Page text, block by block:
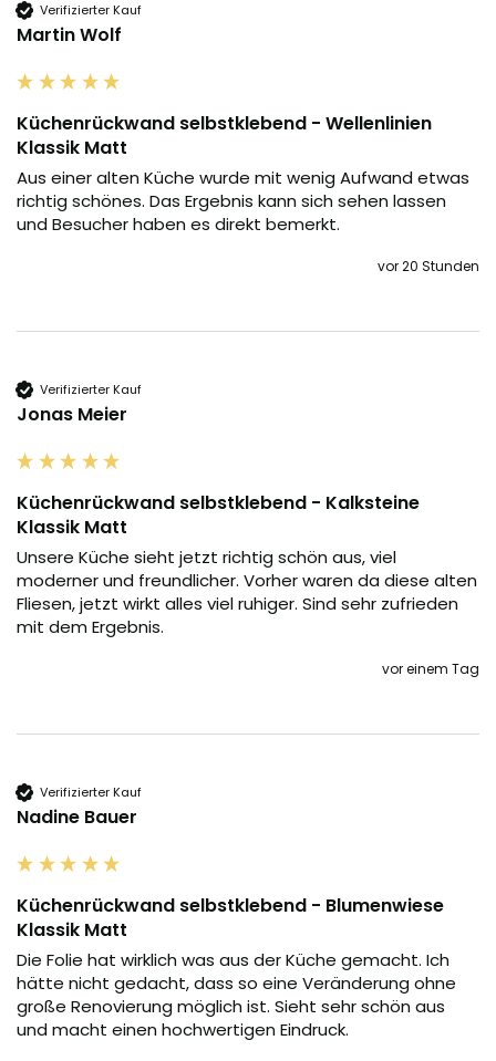
Verifizierter Kauf
Martin Wolf
Küchenrückwand selbstklebend - Wellenlinien
Klassik Matt
Aus einer alten Küche wurde mit wenig Aufwand etwas
richtig schönes. Das Ergebnis kann sich sehen lassen
und Besucher haben es direkt bemerkt.
vor 20 Stunden
Verifizierter Kauf
Jonas Meier
Küchenrückwand selbstklebend - Kalksteine
Klassik Matt
Unsere Küche sieht jetzt richtig schön aus, viel
moderner und freundlicher. Vorher waren da diese alten
Fliesen, jetzt wirkt alles viel ruhiger. Sind sehr zufrieden
mit dem Ergebnis.
vor einem Tag
Verifizierter Kauf
Nadine Bauer
Küchenrückwand selbstklebend - Blumenwiese
Klassik Matt
Die Folie hat wirklich was aus der Küche gemacht. Ich
hätte nicht gedacht, dass so eine Veränderung ohne
große Renovierung möglich ist. Sieht sehr schön aus
und macht einen hochwertigen Eindruck.